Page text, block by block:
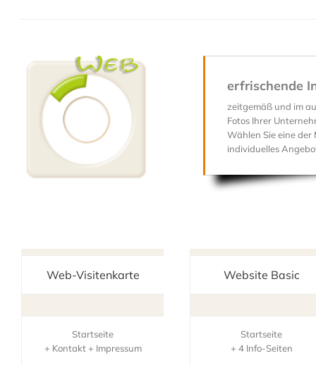
erfrischende
zeitgemäß und im
Fotos Ihrer
Wählen Sie eine der
individuelles
Web-Visitenkarte
Startseite
+ Kontakt + Impressum
Website Basic
Startseite
+ 4 Info-Seiten